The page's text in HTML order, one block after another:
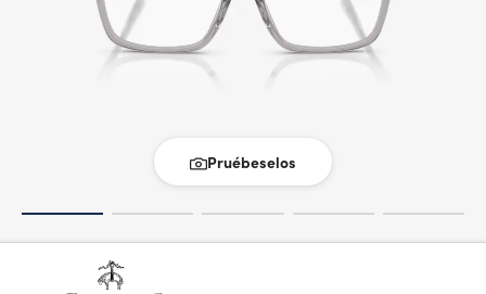
Pruébeselos